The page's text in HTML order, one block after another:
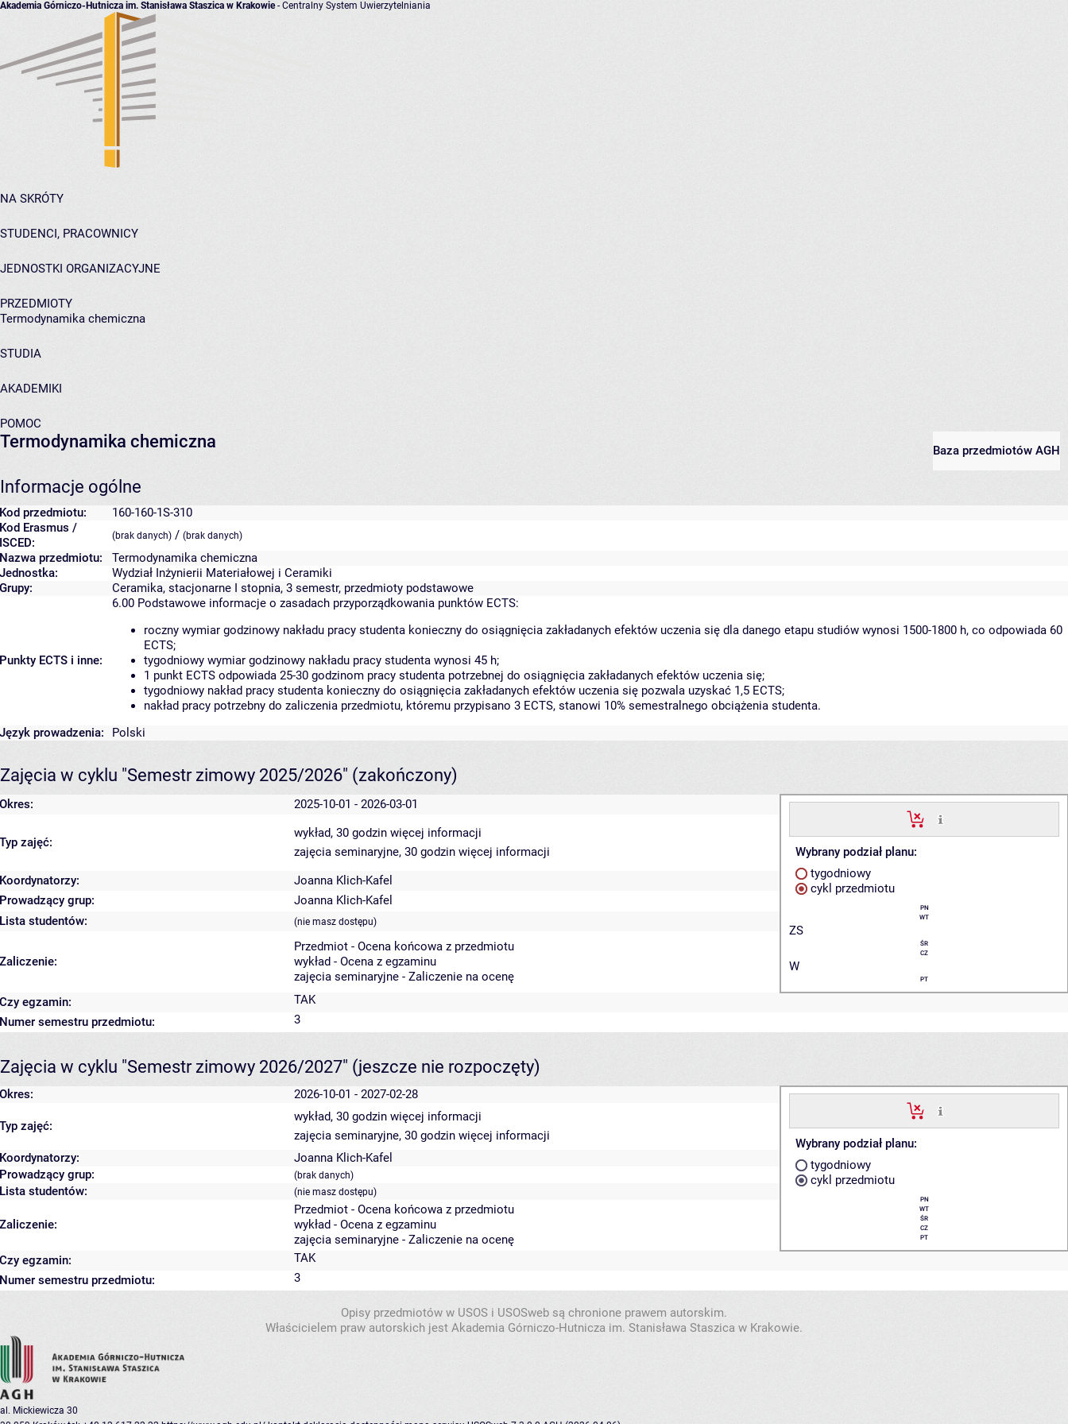
Akademia Górniczo-Hutnicza im. Stanisława Staszica w Krakowie- Centralny System Uwierzytelniania
NA SKRÓTY
STUDENCI, PRACOWNICY
JEDNOSTKI ORGANIZACYJNE
PRZEDMIOTY
Termodynamika chemiczna
STUDIA
AKADEMIKI
POMOC
Baza przedmiotów AGH
Termodynamika chemiczna
Informacje ogólne
Kod przedmiotu:
160-160-1S-310
Kod Erasmus /
ISCED:
(brak danych) / (brak danych)
Nazwa przedmiotu:
Termodynamika chemiczna
Jednostka:
Wydział Inżynierii Materiałowej i Ceramiki
Grupy:
Ceramika, stacjonarne I stopnia, 3 semestr, przedmioty podstawowe
Punkty ECTS i inne:
6.00 Podstawowe informacje o zasadach przyporządkowania punktów ECTS:
roczny wymiar godzinowy nakładu pracy studenta konieczny do osiągnięcia zakładanych efektów uczenia się dla danego etapu studiów wynosi 1500-1800 h, co odpowiada 60
ECTS;
tygodniowy wymiar godzinowy nakładu pracy studenta wynosi 45 h;
1 punkt ECTS odpowiada 25-30 godzinom pracy studenta potrzebnej do osiągnięcia zakładanych efektów uczenia się;
tygodniowy nakład pracy studenta konieczny do osiągnięcia zakładanych efektów uczenia się pozwala uzyskać 1,5 ECTS;
nakład pracy potrzebny do zaliczenia przedmiotu, któremu przypisano 3 ECTS, stanowi 10% semestralnego obciążenia studenta.
Język prowadzenia:
Polski
Zajęcia w cyklu "Semestr zimowy 2025/2026" (zakończony)
Okres: 2025-10-01 - 2026-03-01
Wybrany podział planu:
tygodniowy
cykl przedmiotu
PN
WT
ZS
ŚR
CZ
W
PT
Typ zajęć:
wykład, 30 godzin więcej informacji
zajęcia seminaryjne, 30 godzin więcej informacji
Koordynatorzy:
Joanna Klich-Kafel
Prowadzący grup:
Joanna Klich-Kafel
Lista studentów:
(nie masz dostępu)
Zaliczenie:
Przedmiot - Ocena końcowa z przedmiotu
wykład - Ocena z egzaminu
zajęcia seminaryjne - Zaliczenie na ocenę
Czy egzamin:
TAK
Numer semestru przedmiotu:
3
Zajęcia w cyklu "Semestr zimowy 2026/2027" (jeszcze nie rozpoczęty)
Okres: 2026-10-01 - 2027-02-28
Wybrany podział planu:
tygodniowy
cykl przedmiotu
PN
WT
ŚR
CZ
PT
Typ zajęć:
wykład, 30 godzin więcej informacji
zajęcia seminaryjne, 30 godzin więcej informacji
Koordynatorzy:
Joanna Klich-Kafel
Prowadzący grup:
(brak danych)
Lista studentów: (nie masz dostępu)
Zaliczenie:
Przedmiot - Ocena końcowa z przedmiotu
wykład - Ocena z egzaminu
zajęcia seminaryjne - Zaliczenie na ocenę
Czy egzamin:
TAK
Numer semestru przedmiotu:
3
Opisy przedmiotów w USOS i USOSweb są chronione prawem autorskim.
Właścicielem praw autorskich jest Akademia Górniczo-Hutnicza im. Stanisława Staszica w Krakowie.
al. Mickiewicza 30